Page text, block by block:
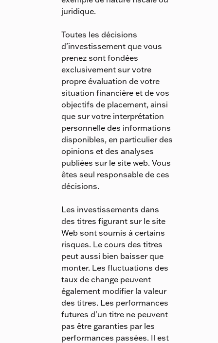
juridique.
Toutes les décisions
d'investissement que vous
prenez sont fondées
exclusivement sur votre
propre évaluation de votre
situation financière et de vos
objectifs de placement, ainsi
que sur votre interprétation
personnelle des informations
disponibles, en particulier des
opinions et des analyses
publiées sur le site web. Vous
êtes seul responsable de ces
décisions.
Les investissements dans
des titres figurant sur le site
Web sont soumis à certains
risques. Le cours des titres
peut aussi bien baisser que
monter. Les fluctuations des
taux de change peuvent
également modifier la valeur
des titres. Les performances
futures d'un titre ne peuvent
pas être garanties par les
performances passées. Il est